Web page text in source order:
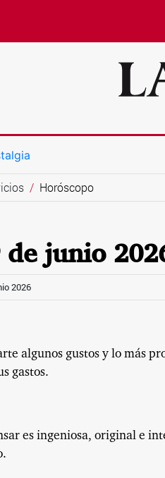
Horóscopo
de junio
2026
algunos gustos y lo más
gastos.
es ingeniosa, original e